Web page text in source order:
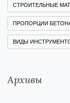
СТРОИТЕЛЬНЫЕ
ПРОПОРЦИИ
ВИДЫ
Архивы